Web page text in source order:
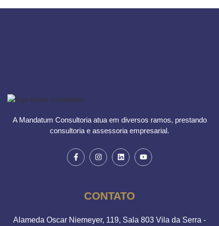
A Mandatum Consultoria atua em diversos ramos, prestando
consultoria e assessoria empresarial.
CONTATO
Alameda Oscar Niemeyer, 119, Sala 803 Vila da Serra -